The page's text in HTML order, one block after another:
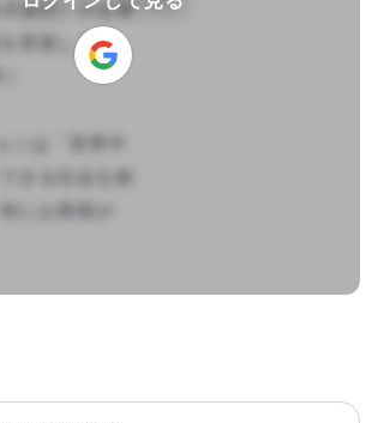
会社）の企業
受賞しまし
は「世界中
きる社会を創
にお客様が